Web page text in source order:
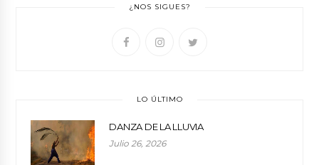
¿NOS SIGUES?
LO ÚLTIMO
DANZA DE LA LLUVIA
Julio 26, 2026